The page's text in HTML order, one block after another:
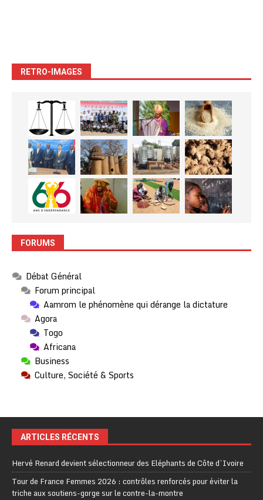
RETRO-IMAGES
FORUMS
Débat Général
Forum principal
Aamrom le phénomène qui dérange la dictature
Agora
Togo
Africana
Business
Culture, Société & Sports
ARTICLES RÉCENTS
Hervé Renard devient sélectionneur des Eléphants de Côte d’Ivoire
Tour de France Femmes 2026 : contrôles renforcés pour éviter la
triche aux soutiens-gorge sur le contre-la-montre